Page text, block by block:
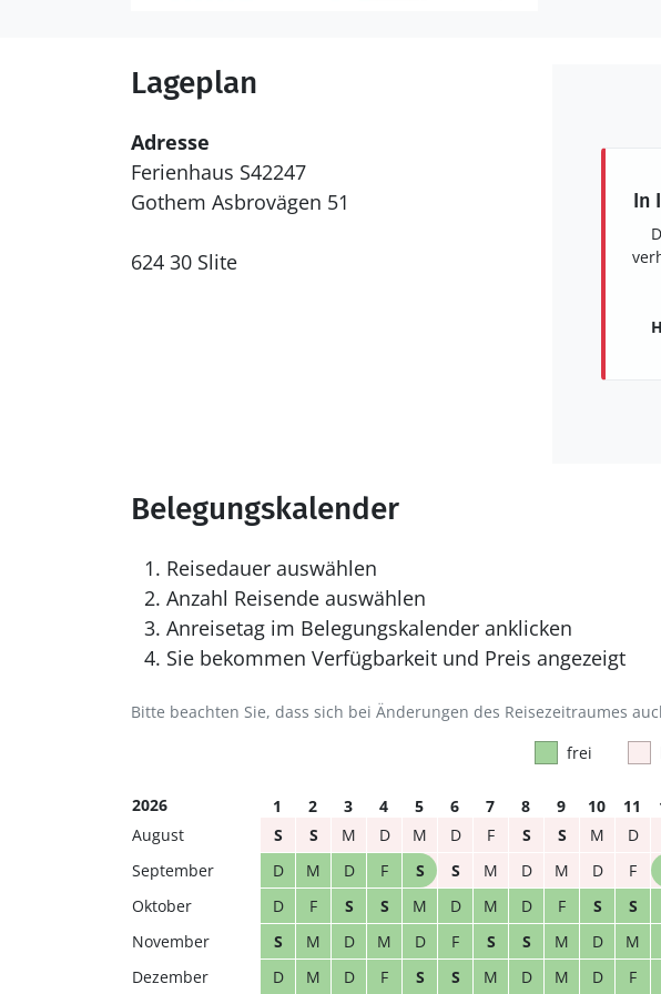
Lageplan
Adresse
Ferienhaus S42247
Gothem Asbrovägen 51
624 30 Slite
In
Belegungskalender
Reisedauer auswählen
Anzahl Reisende auswählen
Anreisetag im Belegungskalender anklicken
Sie bekommen Verfügbarkeit und Preis angezeigt
Bitte beachten Sie, dass sich bei Änderungen des Reisezeitraumes
frei
2026 1 2 3 4 5 6 7 8 9 10 11
August
S S M D M D F S S M D
September
D M D F S S M D M D F
Oktober
D F S S M D M D F S S
November
S M D M D F S S M D M
Dezember
D M D F S S M D M D F